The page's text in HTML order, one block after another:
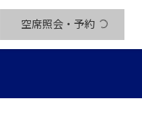
空席照会・予約